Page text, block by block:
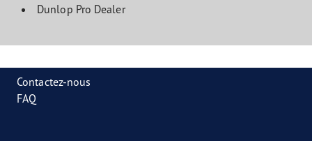
Dunlop Pro Dealer
Contactez-nous
FAQ